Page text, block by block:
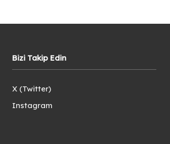
Bizi Takip Edin
X (Twitter)
Instagram